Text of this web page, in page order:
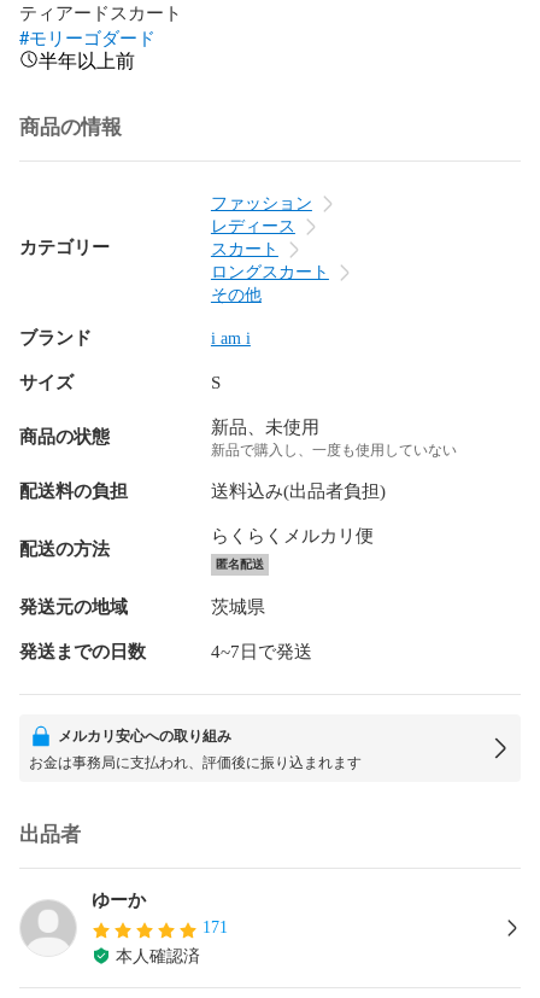
#モリーゴダード
半年以上前
商品の情報
カテゴリー
ファッション
レディース
スカート
ロングスカート
その他
ブランド i am i
サイズ S
商品の状態 新品、未使用
新品で購入し、一度も使用していない
配送料の負担 送料込み(出品者負担)
配送の方法
らくらくメルカリ便
匿名配送
発送元の地域 茨城県
発送までの日数 4~7日で発送
メルカリ安心への取り組み
お金は事務局に支払われ、評価後に振り込まれます
出品者
ゆーか
171
本人確認済